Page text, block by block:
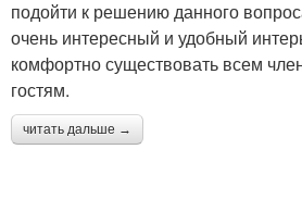
подойти к решению данного
очень интересный и удобный
комфортно существовать всем
гостям.
читать дальше →